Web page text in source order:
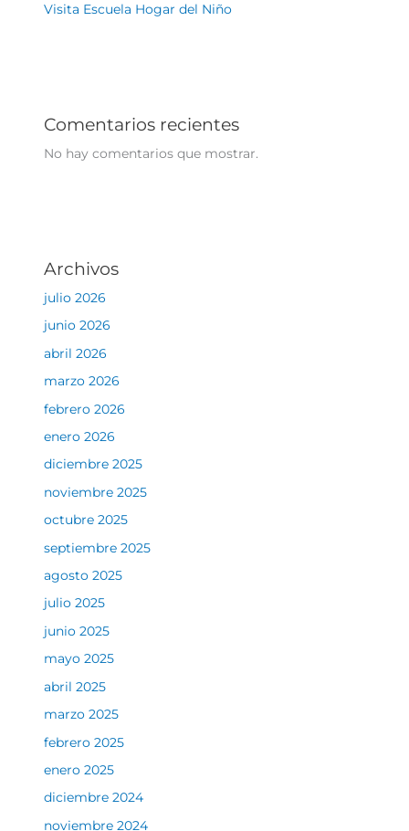
Visita Escuela Hogar del Niño
Comentarios recientes
No hay comentarios que mostrar.
Archivos
julio 2026
junio 2026
abril 2026
marzo 2026
febrero 2026
enero 2026
diciembre 2025
noviembre 2025
octubre 2025
septiembre 2025
agosto 2025
julio 2025
junio 2025
mayo 2025
abril 2025
marzo 2025
febrero 2025
enero 2025
diciembre 2024
noviembre 2024